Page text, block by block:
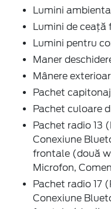
Lumini
Lumini de ceață
Lumini pentru
Maner
Mânere
Pachet
Pachet culoare
Pachet radio 13
Conexiune
frontale (două
Microfon,
Pachet radio 17
Conexiune